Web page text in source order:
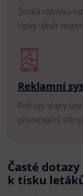
Široká nabídka
Velký výběr
Reklamní
Roll-up, vlajky
prezentační
Časté dotazy
k tisku